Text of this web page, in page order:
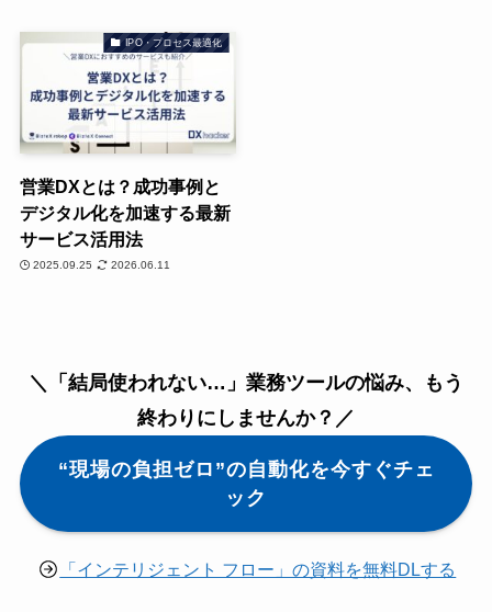
IPO・プロセス最適化
営業DXとは？成功事例と
デジタル化を加速する最新
サービス活用法
2025.09.25 2026.06.11
＼「結局使われない…」業務ツールの悩み、もう
終わりにしませんか？／
“現場の負担ゼロ”の自動化を今すぐチェ
ック
「インテリジェント フロー」の資料を無料DLする